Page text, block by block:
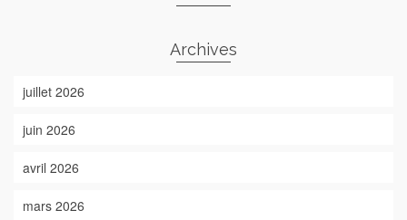
Archives
juillet 2026
juin 2026
avril 2026
mars 2026